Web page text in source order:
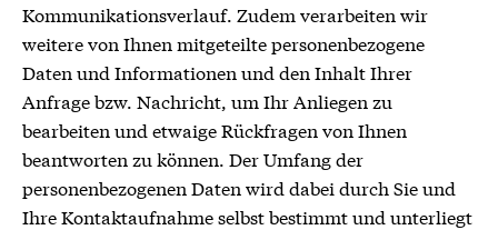
Kommunikationsverlauf. Zudem verarbeiten wir
weitere von Ihnen mitgeteilte personenbezogene
Daten und Informationen und den Inhalt Ihrer
Anfrage bzw. Nachricht, um Ihr Anliegen zu
bearbeiten und etwaige Rückfragen von Ihnen
beantworten zu können. Der Umfang der
personenbezogenen Daten wird dabei durch Sie und
Ihre Kontaktaufnahme selbst bestimmt und unterliegt